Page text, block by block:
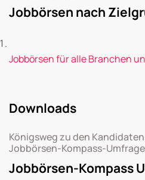
Jobbörsen nach
Jobbörsen für alle Branchen
Downloads
Königsweg zu den
Jobbörsen-Kompass-Umfrage
Jobbörsen-Kompass